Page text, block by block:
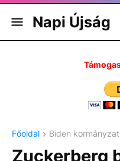
Napi Újság
Főoldal Biden kormányzat
Zuckerberg